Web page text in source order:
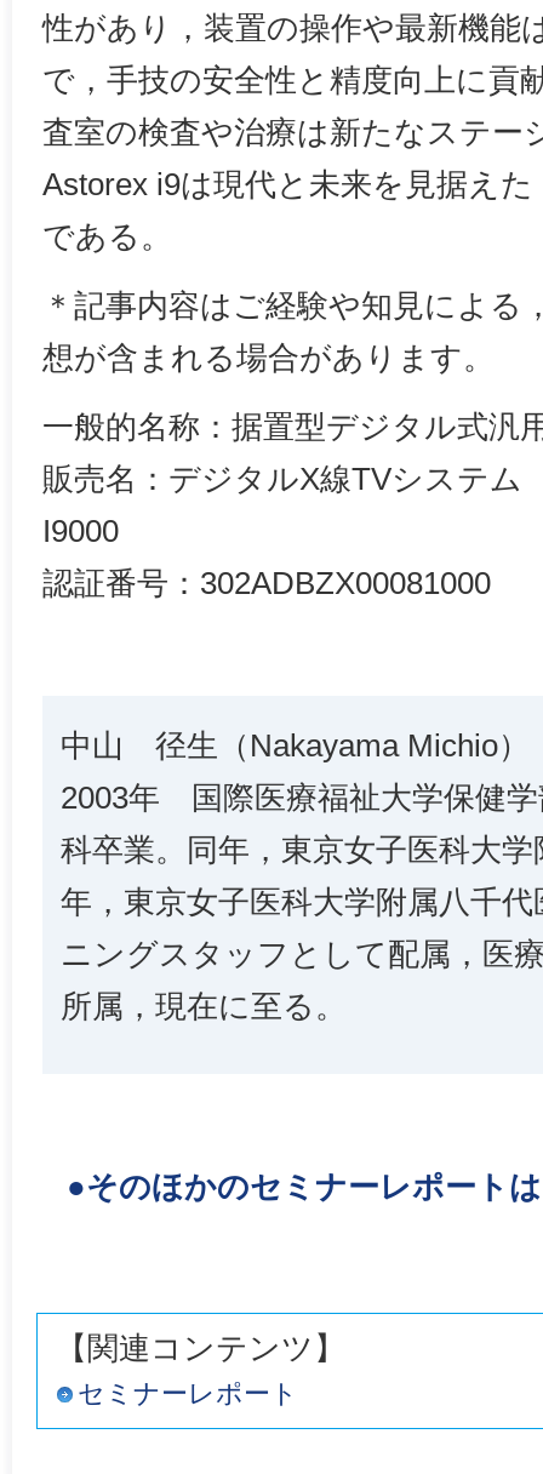
性があり，装置の操作や最新機能
で，手技の安全性と精度向上に貢
査室の検査や治療は新たなステー
Astorex i9は現代と未来を見据え
である。
＊‌記事内容はご経験や知見による
想が含まれる場合があります。
一般的名称：据置型デジタル式汎
販売名：デジタルX線TVシステ
I9000
認証番号：302ADBZX00081000
中山 径生（Nakayama Michio）
2003年 国際医療福祉大学保健
科卒業。同年，東京女子医科大
年，東京女子医科大学附属八千
ニングスタッフとして配属，医
所属，現在に至る。
●そのほかのセミナーレポート
【関連コンテンツ】
セミナーレポート